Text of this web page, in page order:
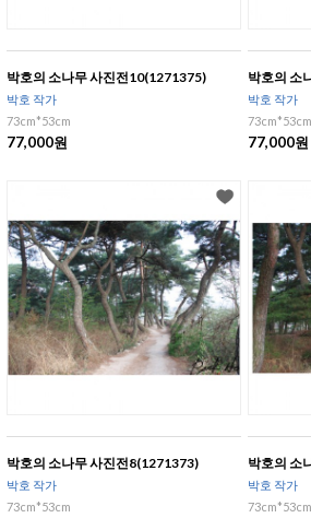
박호의 소나무 사진전10(1271375)
박호 작가
73cm*53cm
77,000원
박호의 소
박호 작가
73cm*53cm
77,000원
박호의 소나무 사진전8(1271373)
박호 작가
73cm*53cm
박호의 소
박호 작가
73cm*53cm